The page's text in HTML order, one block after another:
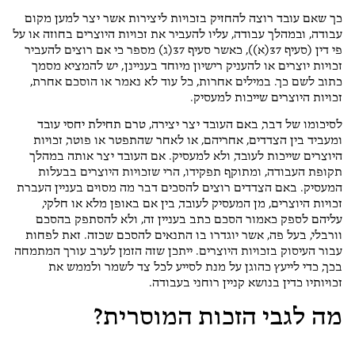
כך שאם עובד רוצה להחזיק בזכויות ליצירות אשר יצר למען מקום
עבודה, ובמהלך עבודה, עליו להעביר את זכויות היוצרים בחוזה או על
פי דין (סעיף 37(א)), כאשר סעיף 37(ג) מספר כי אם רוצים להעביר
זכויות יוצרים או להעניק רישיון מיוחד בעניינן, יש להמציא מסמך
כתוב לשם כך. במילים אחרות, כל עוד לא נאמר או הוסכם אחרת,
זכויות היוצרים שייכות למעסיק.
לסיכומו של דבר, באם העובד יצר יצירה, טרם תחילת יחסי עובד
ומעביד בין הצדדים, אחריהם, או לאחר שהתפטר או פוטר, זכויות
היוצרים שייכות לעובד, ולא למעסיק. אם העובד יצר אותה במהלך
תקופת העבודה, ומתוקף תפקידו, הרי שזכויות היוצרים בבעלות
המעסיק. באם הצדדים רוצים להסכים דבר מה מסוים בעניין העברת
זכויות היוצרים, מן המעסיק לעובד, בין אם באופן מלא או חלקי,
עליהם לספק כאמור הסכם כתב בעניין זה, ולא להסתפק בהסכם
וורבלי, בעל פה, אשר יוגדרו בו התנאים להסכם שכזה. זאת לפחות
עבור העיסוק בזכויות היוצרים. ייתכן שזה הזמן לערב עורך המתמחה
בכך, כדי לייעץ כהוגן על מנת לסייע לכל צד לשמר ולממש את
זכויותיו כדין בנושא קניין רוחני בעבודה.
מה לגבי הזכות המוסרית?